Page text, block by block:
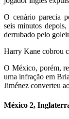
O cenário parecia
seis minutos
derrubado pelo
Harry Kane cobrou
O México, porém,
uma infração em
Jiménez converteu
México 2,